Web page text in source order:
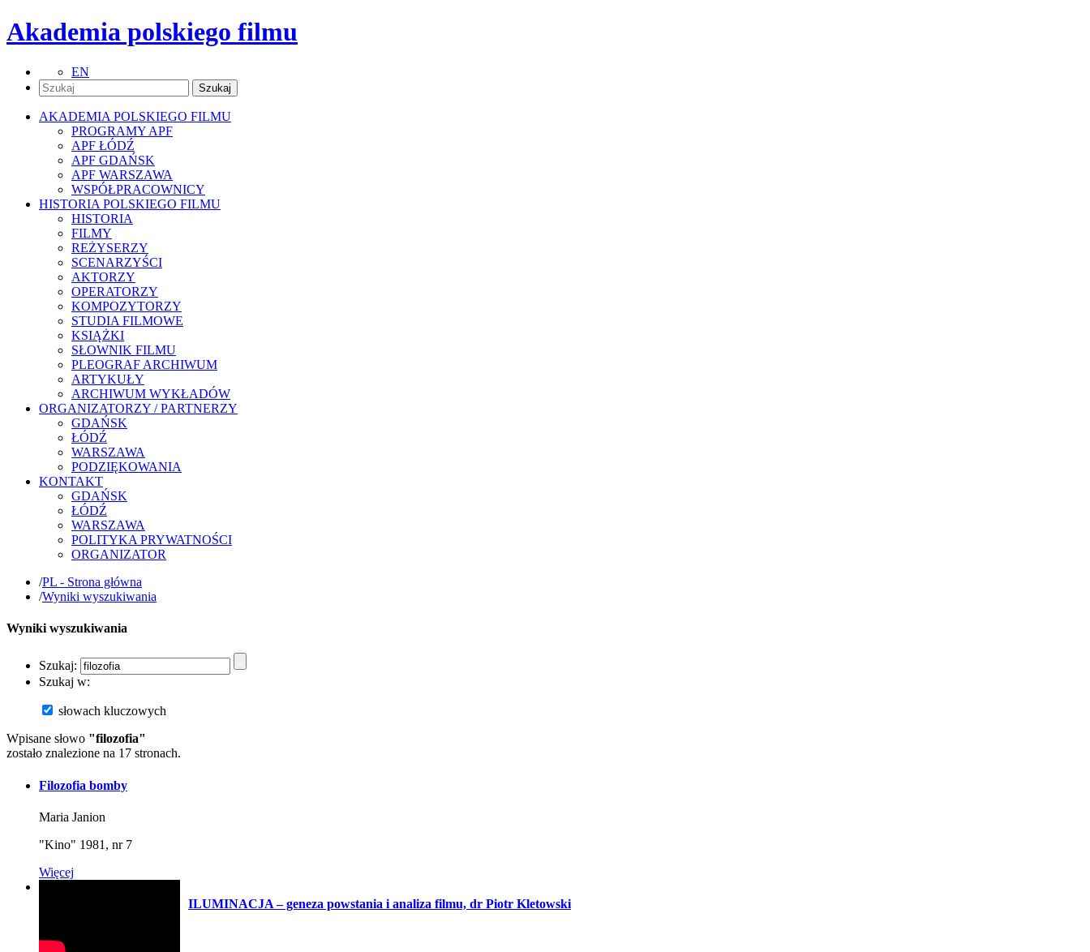
Akademia polskiego filmu
EN
AKADEMIA POLSKIEGO FILMU
PROGRAMY APF
APF ŁÓDŹ
APF GDAŃSK
APF WARSZAWA
WSPÓŁPRACOWNICY
HISTORIA POLSKIEGO FILMU
HISTORIA
FILMY
REŻYSERZY
SCENARZYŚCI
AKTORZY
OPERATORZY
KOMPOZYTORZY
STUDIA FILMOWE
KSIĄŻKI
SŁOWNIK FILMU
PLEOGRAF ARCHIWUM
ARTYKUŁY
ARCHIWUM WYKŁADÓW
ORGANIZATORZY / PARTNERZY
GDAŃSK
ŁÓDŹ
WARSZAWA
PODZIĘKOWANIA
KONTAKT
GDAŃSK
ŁÓDŹ
WARSZAWA
POLITYKA PRYWATNOŚCI
ORGANIZATOR
/PL - Strona główna
/Wyniki wyszukiwania
Wyniki wyszukiwania
Szukaj:
Szukaj w:
słowach kluczowych
Wpisane słowo "filozofia"
zostało znalezione na 17 stronach.
Filozofia bomby
Maria Janion
"Kino" 1981, nr 7
Więcej
ILUMINACJA – geneza powstania i analiza filmu, dr Piotr Kletowski